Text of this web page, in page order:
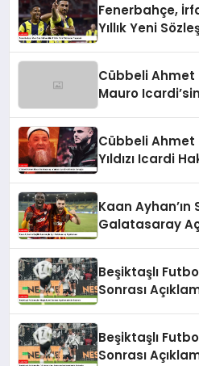
Fenerbahçe,
Yıllık Yeni
Cübbeli Ahmet
Mauro
Cübbeli Ahmet
Yıldızı Icardi
Kaan
Galatasaray
Beşiktaşlı
Sonrası
Beşiktaşlı
Sonrası